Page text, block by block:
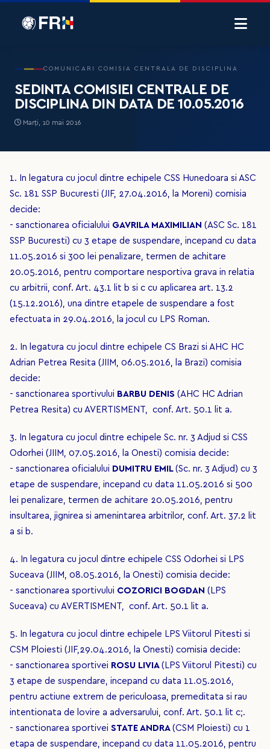
COMUNICARI COMISIA CENTRALA DE DISCIPLINA
SEDINTA COMISIEI CENTRALE DE
DISCIPLINA DIN DATA DE 10.05.2016
Marți, 10 mai 2016
1. In legatura cu jocul dintre echipele CSS Hunedoara si ASC
Sc. 181 SSP Bucuresti (JIF, 27.04.2016, la Moreni) comisia
decide:
- sanctionarea oficialului GAVRILA MAXIMILIAN (ASC Sc. 181
SSP Bucuresti) cu 3 etape de suspendare, incepand cu data
11.05.2016 si 300 lei penalizare, termen de achitare
20.05.2016, pentru comportare nesportiva grava in relatia
cu arbitrii, conf. Art. 43.1 lit b si c cu aplicarea art. 13.2
(15.12.2016), una dintre etapele de suspendare a fost
efectuata in 29.04.2016, la jocul cu LPS Roman.
2. In legatura cu jocul dintre echipele CS Brazi si AHC HC
Adrian Petrea Resita (JIIM, 06.05.2016, la Brazi) comisia
decide:
- sanctionarea sportivului BARBU DENIS (AHC HC Adrian
Petrea Resita) cu AVERTISMENT, conf. Art. 50.1 lit a.
3. In legatura cu jocul dintre echipele Sc. nr. 3 Adjud si CSS
Odorhei (JIIM, 07.05.2016, la Onesti) comisia decide:
- sanctionarea oficialului DUMITRU EMIL (Sc. nr. 3 Adjud) cu 3
etape de suspendare, incepand cu data 11.05.2016 si 500
lei penalizare, termen de achitare 20.05.2016, pentru
insultarea, jignirea si amenintarea arbitrilor, conf. Art. 37.2 lit
a si b.
4. In legatura cu jocul dintre echipele CSS Odorhei si LPS
Suceava (JIIM, 08.05.2016, la Onesti) comisia decide:
- sanctionarea sportivului COZORICI BOGDAN (LPS
Suceava) cu AVERTISMENT, conf. Art. 50.1 lit a.
5. In legatura cu jocul dintre echipele LPS Viitorul Pitesti si
CSM Ploiesti (JIF,29.04.2016, la Onesti) comisia decide:
- sanctionarea sportivei ROSU LIVIA (LPS Viitorul Pitesti) cu
3 etape de suspendare, incepand cu data 11.05.2016,
pentru actiune extrem de periculoasa, premeditata si rau
intentionata de lovire a adversarului, conf. Art. 50.1 lit c;.
- sanctionarea sportivei STATE ANDRA (CSM Ploiesti) cu 1
etapa de suspendare, incepand cu data 11.05.2016, pentru